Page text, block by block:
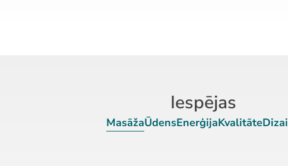
Iespējas
MasāžaŪdensEnerģijaKvalitāte